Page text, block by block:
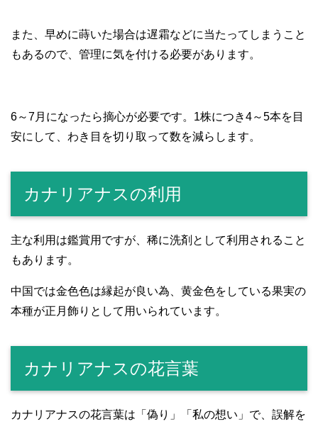
また、早めに蒔いた場合は遅霜などに当たってしまうこと
もあるので、管理に気を付ける必要があります。
6～7月になったら摘心が必要です。1株につき4～5本を目
安にして、わき目を切り取って数を減らします。
カナリアナスの利用
主な利用は鑑賞用ですが、稀に洗剤として利用されること
もあります。
中国では金色色は縁起が良い為、黄金色をしている果実の
本種が正月飾りとして用いられています。
カナリアナスの花言葉
カナリアナスの花言葉は「偽り」「私の想い」で、誤解を